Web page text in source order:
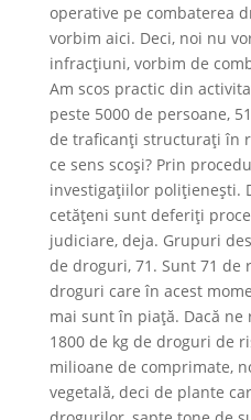
operative pe combaterea
vorbim aici. Deci, noi nu
infracțiuni, vorbim de
Am scos practic din
peste 5000 de persoane,
de traficanți structurați în
ce sens scoși? Prin
investigațiilor polițienești.
cetățeni sunt deferiți
judiciare, deja. Grupuri
de droguri, 71. Sunt 71 de
droguri care în acest
mai sunt în piață. Dacă
1800 de kg de droguri de
milioane de comprimate,
vegetală, deci de plante